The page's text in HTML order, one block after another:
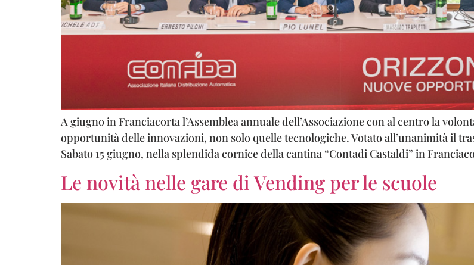
A giugno in Franciacorta l’Assemblea annuale dell’Associazione con al centro la
opportunità delle innovazioni, non solo quelle tecnologiche. Votato all’unanimità il
Sabato 15 giugno, nella splendida cornice della cantina “Contadi Castaldi” in
Le novità nelle gare di Vending per le scuole